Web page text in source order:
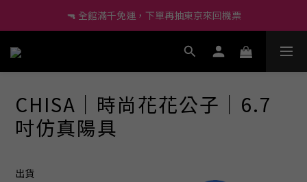
🔫 全館滿千免運，下單再抽東京來回機票
🔰 新會員現折60、再送小莖靈吊飾！
🔫 全館滿千免運，下單再抽東京來回機票
尚未有任何評價
CHISA｜時尚花花公子｜6.7
吋仿真陽具
出貨